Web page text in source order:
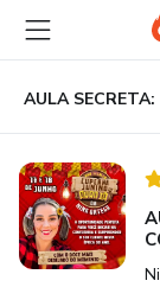
para
conteúdo
principal
para
pagamento
para
rodapé